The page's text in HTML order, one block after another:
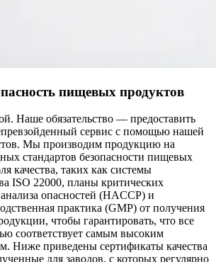
пищевых продуктов
Наше обязательство — предоставить
сервис с помощью нашей
Мы производим продукцию на
стандартов безопасности пищевых
качества, таких как системы
ISO 22000, планы критических
опасностей (HACCP) и
практика (GMP) от получения
чтобы гарантировать, что все
соответствует самым высоким
Ниже приведены сертификаты качества
для заводов, с которых регулярно